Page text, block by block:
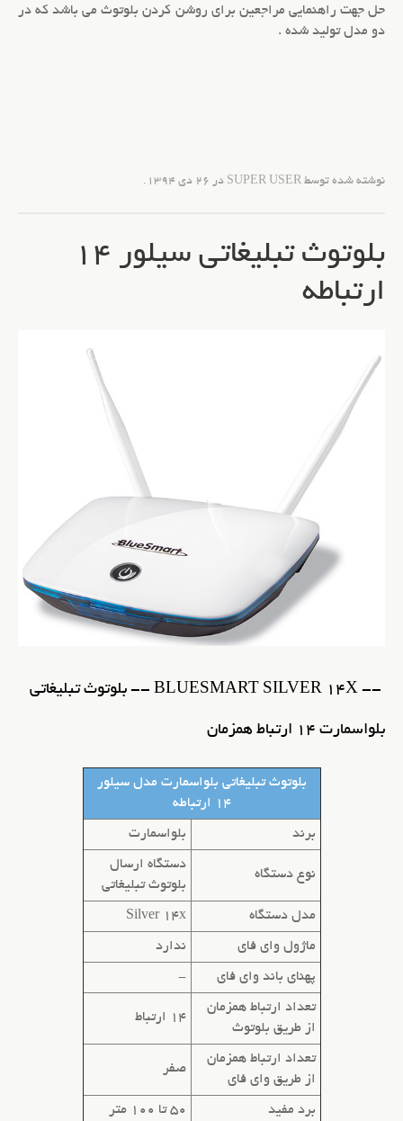
حل جهت راهنمایی مراجعین برای روشن کردن بلوتوث می باشد که در
دو مدل تولید شده .
نوشته شده توسط SUPER USER در 26 دی 1394 .
بلوتوث تبلیغاتی سیلور 14
ارتباطه
-- BLUESMART SILVER 14X -- بلوتوث تبلیغاتی
بلواسمارت 14 ارتباط همزمان
بلوتوث تبلیغاتی بلواسمارت مدل سیلور
14 ارتباطه
برند بلواسمارت
نوع دستگاه
دستگاه ارسال
بلوتوث تبلیغاتی
مدل دستگاه Silver 14x
ماژول وای فای ندارد
پهنای باند وای فای -
تعداد ارتباط همزمان
از طریق بلوتوث
14 ارتباط
تعداد ارتباط همزمان
از طریق وای فای
صفر
برد مفید 50 تا 100 متر